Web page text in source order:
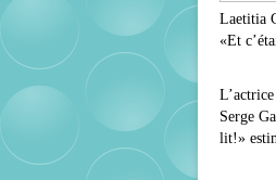
Laetitia
«Et
Serge
lit!»